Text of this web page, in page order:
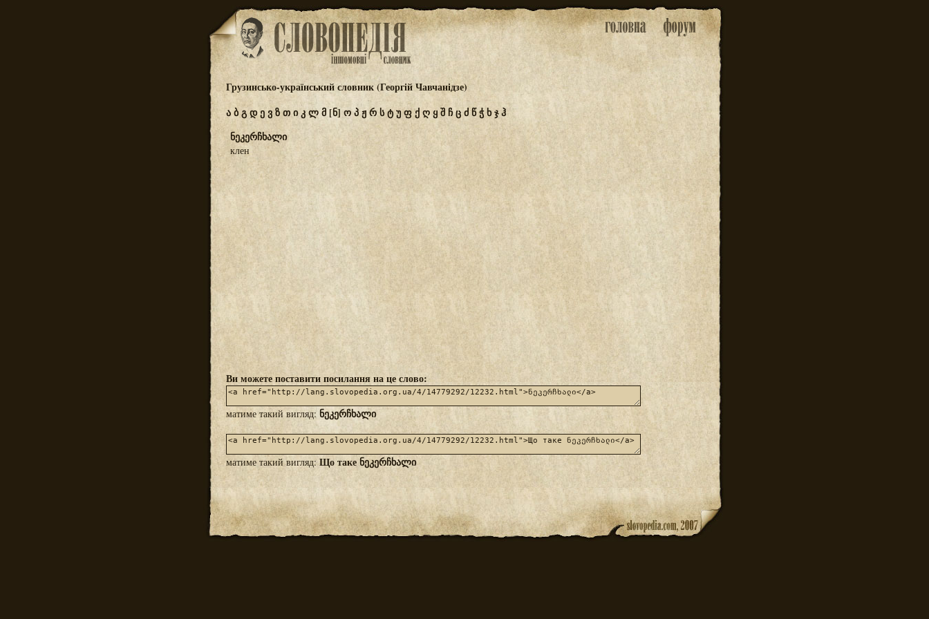
Грузинсько-український словник (Георгій Чавчанідзе)
აბგდევზთიკლმ [ნ] ოპჟრსტუფქღყშჩცძწჭხჯჰ
ნეკერჩხალი
клен
Ви можете поставити посилання на це слово:
матиме такий вигляд: ნეკერჩხალი
матиме такий вигляд:Що таке ნეკერჩხალი